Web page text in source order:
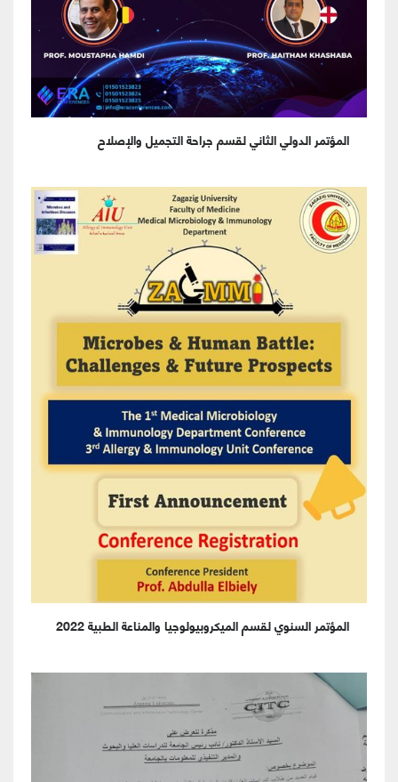
المؤتمر الدولي الثاني لقسم جراحة التجميل والإصلاح
المؤتمر السنوي لقسم الميكروبيولوجيا والمناعة الطبية 2022